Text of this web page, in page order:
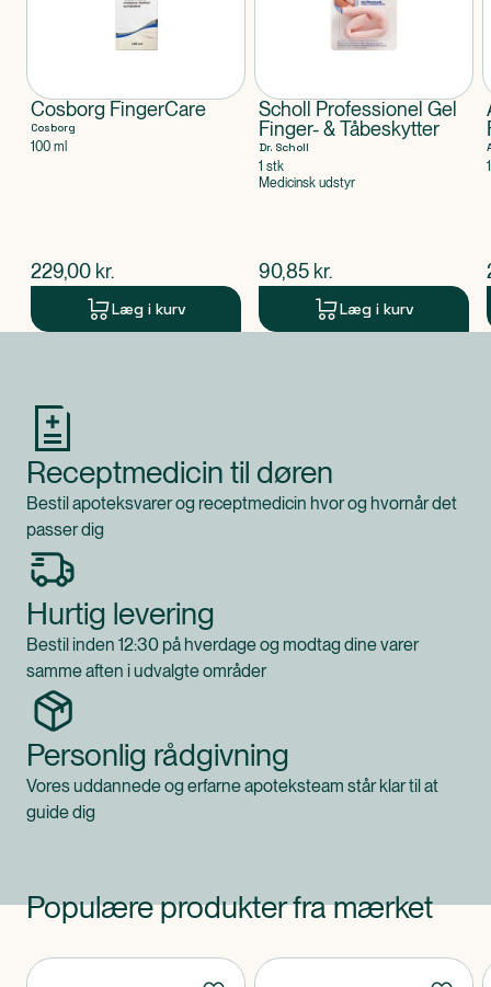
Cosborg FingerCare
Cosborg
100 ml
$nuværende pris
229,00 kr.
Læg i kurv
Scholl Professionel Gel
Finger- & Tåbeskytter
Dr. Scholl
1 stk
Medicinsk udstyr
$nuværende pris
90,85 kr.
Læg i kurv
Receptmedicin til døren
Bestil apoteksvarer og receptmedicin hvor og hvornår det
passer dig
Hurtig levering
Bestil inden 12:30 på hverdage og modtag dine varer
samme aften i udvalgte områder
Personlig rådgivning
Vores uddannede og erfarne apoteksteam står klar til at
guide dig
Populære produkter fra mærket
Produkter